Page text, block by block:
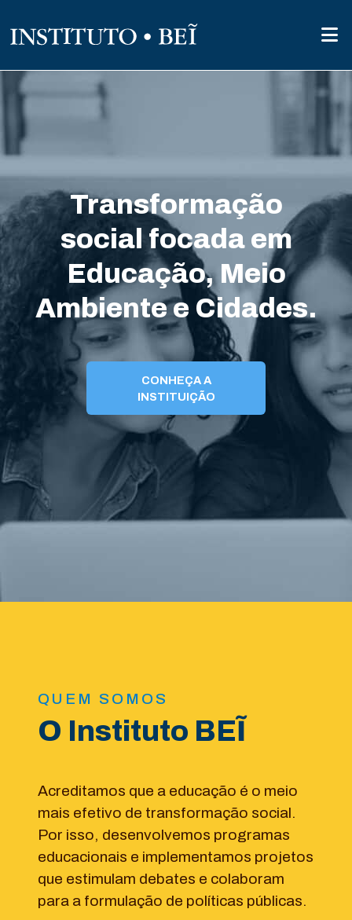
Transformação
social focada em
Educação, Meio
Ambiente e Cidades.
CONHEÇA A
INSTITUIÇÃO
QUEM SOMOS
O Instituto BEĨ
Acreditamos que a educação é o meio
mais efetivo de transformação social.
Por isso, desenvolvemos programas
educacionais e implementamos projetos
que estimulam debates e colaboram
para a formulação de políticas públicas.